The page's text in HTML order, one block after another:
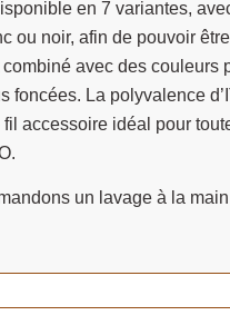
en 7 variantes,
ou noir, afin de pouvoir être
avec des couleurs
foncées. La polyvalence
fil accessoire idéal pour
un lavage à la main